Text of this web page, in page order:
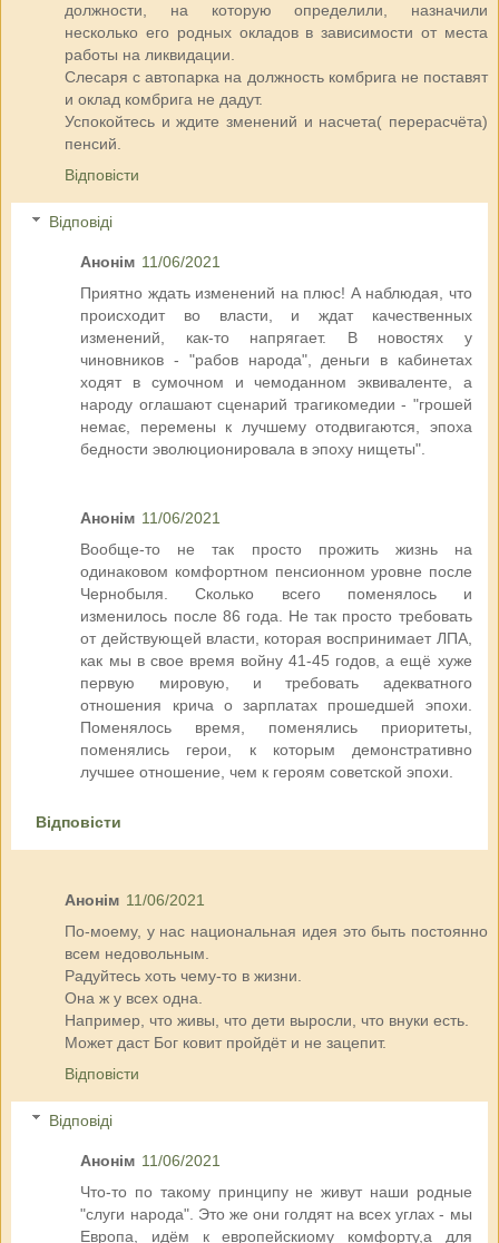
должности, на которую определили, назначили
несколько его родных окладов в зависимости от места
работы на ликвидации.
Слесаря с автопарка на должность комбрига не поставят
и оклад комбрига не дадут.
Успокойтесь и ждите зменений и насчета( перерасчёта)
пенсий.
Відповісти
Відповіді
Анонім 11/06/2021
Приятно ждать изменений на плюс! А наблюдая, что
происходит во власти, и ждат качественных
изменений, как-то напрягает. В новостях у
чиновников - "рабов народа", деньги в кабинетах
ходят в сумочном и чемоданном эквиваленте, а
народу оглашают сценарий трагикомедии - "грошей
немає, перемены к лучшему отодвигаются, эпоха
бедности эволюционировала в эпоху нищеты".
Анонім 11/06/2021
Вообще-то не так просто прожить жизнь на
одинаковом комфортном пенсионном уровне после
Чернобыля. Сколько всего поменялось и
изменилось после 86 года. Не так просто требовать
от действующей власти, которая воспринимает ЛПА,
как мы в свое время войну 41-45 годов, а ещё хуже
первую мировую, и требовать адекватного
отношения крича о зарплатах прошедшей эпохи.
Поменялось время, поменялись приоритеты,
поменялись герои, к которым демонстративно
лучшее отношение, чем к героям советской эпохи.
Відповісти
Анонім 11/06/2021
По-моему, у нас национальная идея это быть постоянно
всем недовольным.
Радуйтесь хоть чему-то в жизни.
Она ж у всех одна.
Например, что живы, что дети выросли, что внуки есть.
Может даст Бог ковит пройдёт и не зацепит.
Відповісти
Відповіді
Анонім 11/06/2021
Что-то по такому принципу не живут наши родные
"слуги народа". Это же они голдят на всех углах - мы
Европа, идём к европейскиому комфорту,а для